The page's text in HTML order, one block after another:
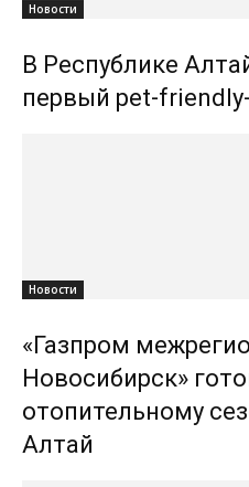
Новости
В Республике
первый pet-
Новости
«Газпром
Новосибирск»
отопительному
Алтай